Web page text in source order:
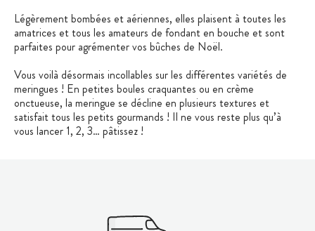
Légèrement bombées et aériennes, elles plaisent à toutes les
amatrices et tous les amateurs de fondant en bouche et sont
parfaites pour agrémenter vos bûches de Noël.
Vous voilà désormais incollables sur les différentes variétés de
meringues ! En petites boules craquantes ou en crème
onctueuse, la meringue se décline en plusieurs textures et
satisfait tous les petits gourmands ! Il ne vous reste plus qu’à
vous lancer 1, 2, 3… pâtissez !